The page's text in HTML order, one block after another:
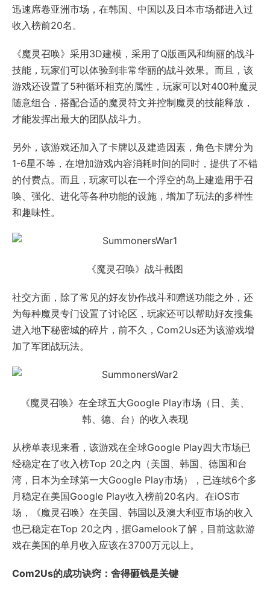
迅速席卷亚洲市场，在韩国、中国以及日本市场都进入过
收入榜前20名。
《魔灵召唤》采用3D建模，采用了Q版画风和绚丽的战斗
技能，玩家们可以体验到非常华丽的战斗效果。而且，该
游戏还设置了5种循环相克的属性，玩家可以对400种魔灵
随意组合，搭配合适的魔灵符文并控制魔灵的技能释放，
才能发挥出最大的团队战斗力。
另外，该游戏还加入了卡牌以及建造因素，角色卡牌分为
1-6星不等，在增加游戏内容消耗时间的同时，提供了不错
的付费点。而且，玩家可以在一个浮空的岛上建造用于召
唤、强化、进化等各种功能的设施，增加了玩法的多样性
和趣味性。
《魔灵召唤》战斗截图
社交方面，除了常见的好友协作战斗和赠送功能之外，还
为每种魔灵专门设置了讨论区，玩家还可以帮助好友搜集
进入地下秘密城的碎片，前不久，Com2Us还为该游戏增
加了军团战玩法。
《魔灵召唤》在全球五大Google Play市场（日、美、
韩、德、台）的收入表现
从榜单表现来看，该游戏在全球Google Play四大市场已
经稳定在了收入榜Top 20之内（美国、韩国、德国和台
湾，日本为全球第一大Google Play市场），已连续6个多
月稳定在美国Google Play收入榜前20名内。在iOS市
场，《魔灵召唤》在美国、韩国以及澳大利亚市场的收入
也已稳定在Top 20之内，据Gamelook了解，目前这款游
戏在美国的单月收入应该在3700万元以上。
Com2Us的成功诀窍：舍得砸钱是关键